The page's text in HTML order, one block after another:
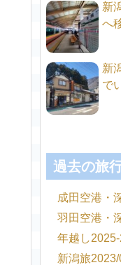
新
へ
新
で
過去の旅
成田空港・
羽田空港・
年越し
新潟旅